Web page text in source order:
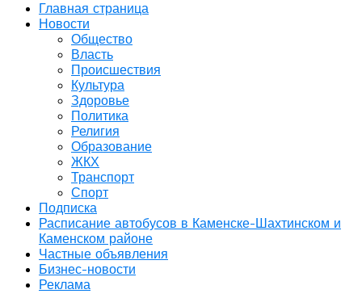
Главная страница
Новости
Общество
Власть
Происшествия
Культура
Здоровье
Политика
Религия
Образование
ЖКХ
Транспорт
Спорт
Подписка
Расписание автобусов в Каменске-Шахтинском и
Каменском районе
Частные объявления
Бизнес-новости
Реклама